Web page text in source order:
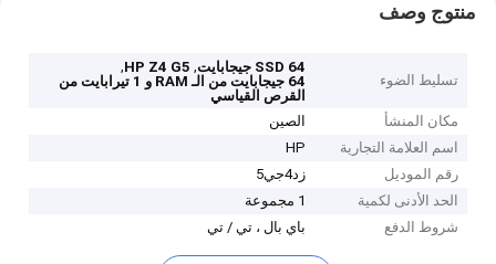
منتوج وصف
تسليط الضوء
SSD 64 جيجابايت ,
HP Z4 G5
,
64 جيجابايت من الـ RAM و 1 تيرابايت من
القرص القياسي
مكان المنشأ
الصين
اسم العلامة التجارية
HP
رقم الموديل
زد4جي5
الحد الأدنى لكمية
1 مجموعة
شروط الدفع
باي بال ، تي / تي